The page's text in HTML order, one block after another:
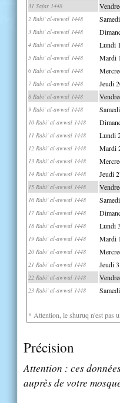
31 Safar 1448
2 Rabi' al-awwal 1448
3 Rabi' al-awwal 1448
4 Rabi' al-awwal 1448 Lundi
5 Rabi' al-awwal 1448 Mardi
6 Rabi' al-awwal 1448
7 Rabi' al-awwal 1448 Jeudi
8 Rabi' al-awwal 1448
9 Rabi' al-awwal 1448
10 Rabi' al-awwal 1448
11 Rabi' al-awwal 1448 Lundi
12 Rabi' al-awwal 1448 Mardi
13 Rabi' al-awwal 1448
14 Rabi' al-awwal 1448 Jeudi
15 Rabi' al-awwal 1448
16 Rabi' al-awwal 1448
17 Rabi' al-awwal 1448
18 Rabi' al-awwal 1448 Lundi
19 Rabi' al-awwal 1448 Mardi
20 Rabi' al-awwal 1448
21 Rabi' al-awwal 1448 Jeudi
22 Rabi' al-awwal 1448
23 Rabi' al-awwal 1448
* Attention, le shuruq n'est pas
Précision
Attention : ces
auprès de votre